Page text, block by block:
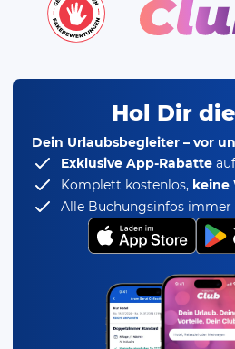
Hol Dir
Dein Urlaubsbegleiter – vor
Exklusive App-Rabatte
Komplett kostenlos, keine
Alle Buchungsinfos